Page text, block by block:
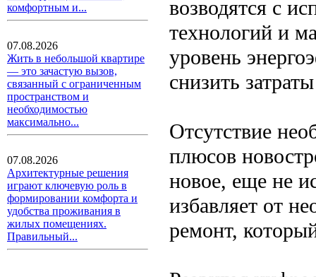
комфортным и...
07.08.2026
Жить в небольшой квартире
— это зачастую вызов,
связанный с ограниченным
пространством и
необходимостью
максимально...
07.08.2026
Архитектурные решения
играют ключевую роль в
формировании комфорта и
удобства проживания в
жилых помещениях.
Правильный...
возводятся с
технологий и
уровень
снизить
Отсутствие
плюсов
новое, еще не
избавляет от
ремонт,